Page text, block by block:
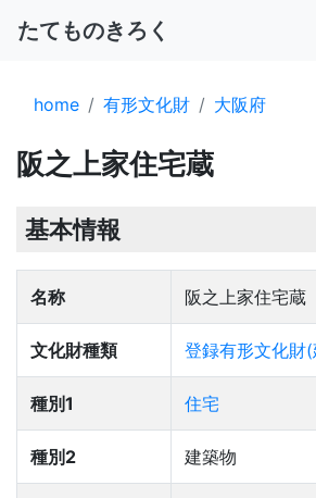
たてものきろく
home 有形文化財 大阪府
阪之上家住宅蔵
基本情報
名称 阪之上家住宅蔵
文化財種類 登録有形文化財
種別1 住宅
種別2 建築物